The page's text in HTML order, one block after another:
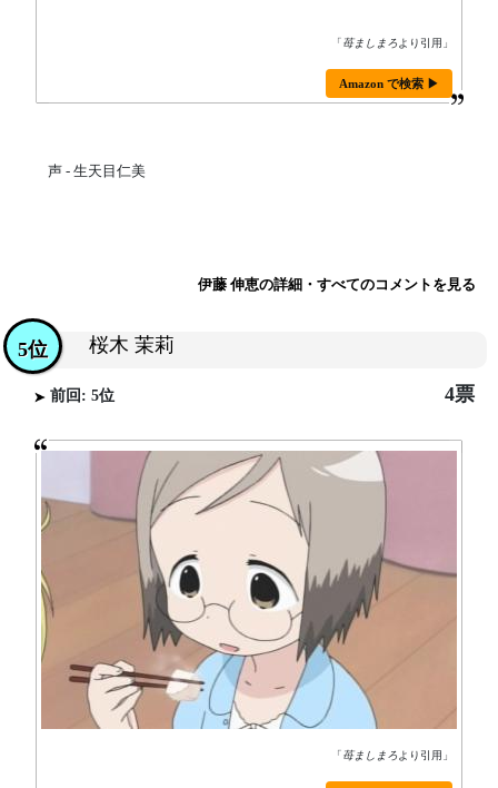
「苺ましまろ より引用」
Amazon で検索 ▶
声 - 生天目仁美
伊藤 伸恵の詳細・すべてのコメントを見る
桜木 茉莉
5位
前回: 5位 4票
「苺ましまろ より引用」